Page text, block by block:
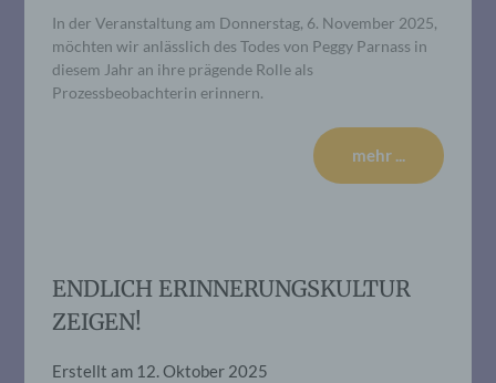
In der Veranstaltung am Donnerstag, 6. November 2025,
möchten wir anlässlich des Todes von Peggy Parnass in
diesem Jahr an ihre prägende Rolle als
Prozessbeobachterin erinnern.
mehr ...
ENDLICH ERINNERUNGSKULTUR
ZEIGEN!
Erstellt am 12. Oktober 2025